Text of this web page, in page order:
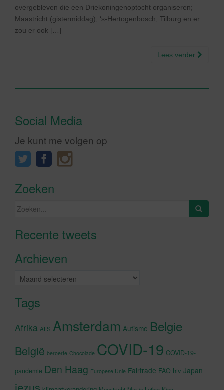
overgebleven die een Driekoningenoptocht organiseren;
Maastricht (gistermiddag), ‘s-Hertogenbosch, Tilburg en er
zou er ook […]
Lees verder
Social Media
Je kunt me volgen op
Zoeken
Zoeken
Recente tweetsKlik om marketing cookies te
Archieven
Archieven
Tags
Afrika ALS Amsterdam Autisme Belgie
België beroerte Chocolade COVID-19 COVID-19-
pandemie Den Haag Europese Unie Fairtrade FAO hiv Japan